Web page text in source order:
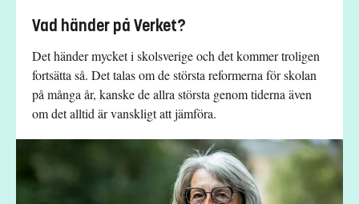
Vad händer på Verket?
Det händer mycket i skolsverige och det kommer troligen
fortsätta så. Det talas om de största reformerna för skolan
på många år, kanske de allra största genom tiderna även
om det alltid är vanskligt att jämföra.